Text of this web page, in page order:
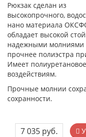
Рюкзак сделан из
высокопрочного,
нано материала
обладает высокой
надежными
прочнее полиэстра
Имеет
воздействиям.
Прочные молнии
сохранности.
7 035 руб.